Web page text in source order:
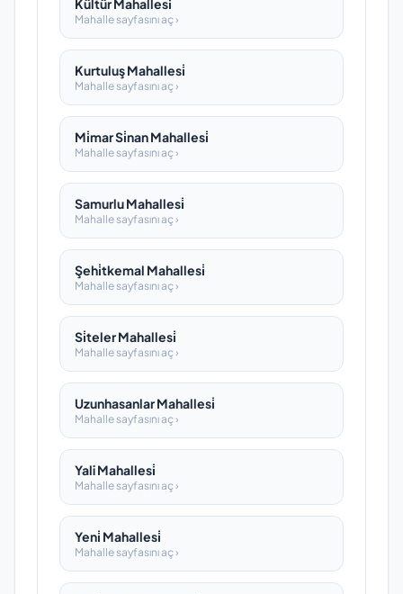
Kültür Mahallesi̇
Mahalle sayfasını aç ›
Kurtuluş Mahallesi̇
Mahalle sayfasını aç ›
Mi̇mar Si̇nan Mahallesi̇
Mahalle sayfasını aç ›
Samurlu Mahallesi̇
Mahalle sayfasını aç ›
Şehi̇tkemal Mahallesi̇
Mahalle sayfasını aç ›
Si̇teler Mahallesi̇
Mahalle sayfasını aç ›
Uzunhasanlar Mahallesi̇
Mahalle sayfasını aç ›
Yali Mahallesi̇
Mahalle sayfasını aç ›
Yeni̇ Mahallesi̇
Mahalle sayfasını aç ›